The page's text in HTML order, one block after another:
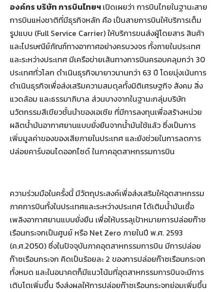
องค์กร บริษัท การบินไทยฯ เปิดเผยว่า การบินไทยในฐานะสาย
การบินแห่งชาติที่มีธุรกิจหลัก คือ เป็นสายการบินให้บริการเต็ม
รูปแบบ (Full Service Carrier) ให้บริการขนส่งผู้โดยสาร สินค้า
และไปรษณีย์ภัณฑ์ทางอากาศอย่างครบวงจร ทั้งภายในประเทศ
และระหว่างประเทศ มีเครือข่ายเส้นทางการบินครอบคลุมกว่า 30
ประเทศทั่วโลก ดำเนินธุรกิจมายาวนานกว่า 63 ปี โดยมุ่งเน้นการ
ดำเนินธุรกิจเพื่อส่งเสริมความสมดุลทั้งมิติเศรษฐกิจ สังคม สิ่ง
แวดล้อม และธรรมาภิบาล ส่วนบางจากในฐานะกลุ่มบริษัท
นวัตกรรมสีเขียวชั้นนำของเอเชีย ที่มีการลงทุนเพื่อสร้างหน่วย
ผลิตน้ำมันอากาศยานแบบยั่งยืนจากน้ำมันใช้แล้ว ซึ่งเป็นการ
เพิ่มมูลค่าของของเสียภายในประเทศ และยังช่วยในการลดการ
ปล่อยคาร์บอนไดออกไซด์ ในภาคอุตสาหกรรมการบิน
ความร่วมมือในครั้งนี้ มีวัตถุประสงค์เพื่อส่งเสริมให้อุตสาหกรรม
ภาคการบินทั้งในประเทศและระหว่างประเทศ ได้เติมน้ำมันเชื้อ
เพลิงอากาศยานแบบยั่งยืน เพื่อให้บรรลุเป้าหมายการปล่อยก๊าซ
เรือนกระจกเป็นศูนย์ หรือ Net Zero ภายในปี พ.ศ. 2593
(ค.ศ.2050) ซึ่งในปัจจุบันภาคอุตสาหกรรมการบิน มีการปล่อย
ก๊าซเรือนกระจก คิดเป็นร้อยละ 2 ของการปล่อยก๊าซเรือนกระจก
ทั้งหมด และในอนาคตก็มีแนวโน้มที่อุตสาหกรรมการบินจะมีการ
เติบโตเพิ่มขึ้น จึงส่งผลให้การปล่อยก๊าซเรือนกระจกย่อมเพิ่มขึ้น